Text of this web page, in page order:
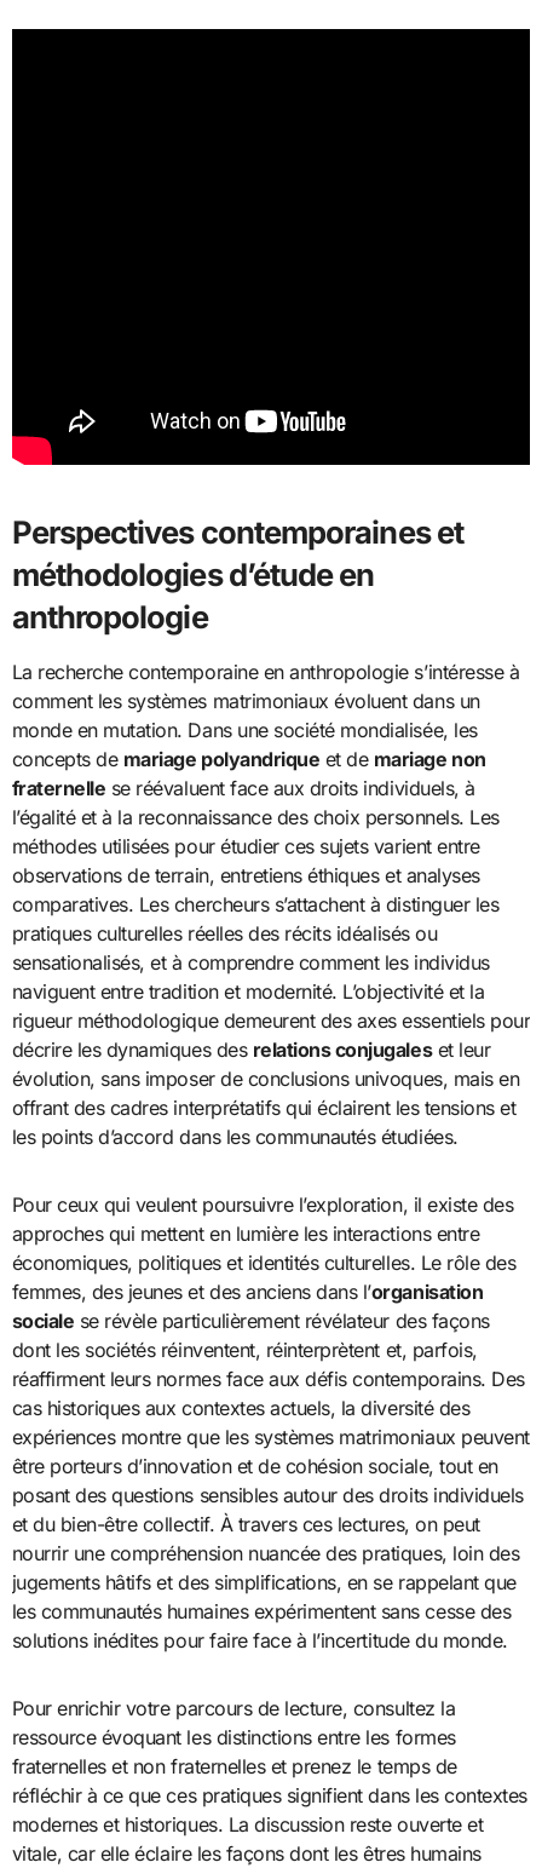
Perspectives contemporaines et
méthodologies d’étude en
anthropologie
La recherche contemporaine en anthropologie s’intéresse à
comment les systèmes matrimoniaux évoluent dans un
monde en mutation. Dans une société mondialisée, les
concepts de mariage polyandrique et de mariage non
fraternelle se réévaluent face aux droits individuels, à
l’égalité et à la reconnaissance des choix personnels. Les
méthodes utilisées pour étudier ces sujets varient entre
observations de terrain, entretiens éthiques et analyses
comparatives. Les chercheurs s’attachent à distinguer les
pratiques culturelles réelles des récits idéalisés ou
sensationalisés, et à comprendre comment les individus
naviguent entre tradition et modernité. L’objectivité et la
rigueur méthodologique demeurent des axes essentiels pour
décrire les dynamiques des relations conjugaleset leur
évolution, sans imposer de conclusions univoques, mais en
offrant des cadres interprétatifs qui éclairent les tensions et
les points d’accord dans les communautés étudiées.
Pour ceux qui veulent poursuivre l’exploration, il existe des
approches qui mettent en lumière les interactions entre
économiques, politiques et identités culturelles. Le rôle des
femmes, des jeunes et des anciens dans l’organisation
sociale se révèle particulièrement révélateur des façons
dont les sociétés réinventent, réinterprètent et, parfois,
réaffirment leurs normes face aux défis contemporains. Des
cas historiques aux contextes actuels, la diversité des
expériences montre que les systèmes matrimoniaux peuvent
être porteurs d’innovation et de cohésion sociale, tout en
posant des questions sensibles autour des droits individuels
et du bien-être collectif. À travers ces lectures, on peut
nourrir une compréhension nuancée des pratiques, loin des
jugements hâtifs et des simplifications, en se rappelant que
les communautés humaines expérimentent sans cesse des
solutions inédites pour faire face à l’incertitude du monde.
Pour enrichir votre parcours de lecture, consultez la
ressource évoquant les distinctions entre les formes
fraternelles et non fraternelles et prenez le temps de
réfléchir à ce que ces pratiques signifient dans les contextes
modernes et historiques. La discussion reste ouverte et
vitale, car elle éclaire les façons dont les êtres humains